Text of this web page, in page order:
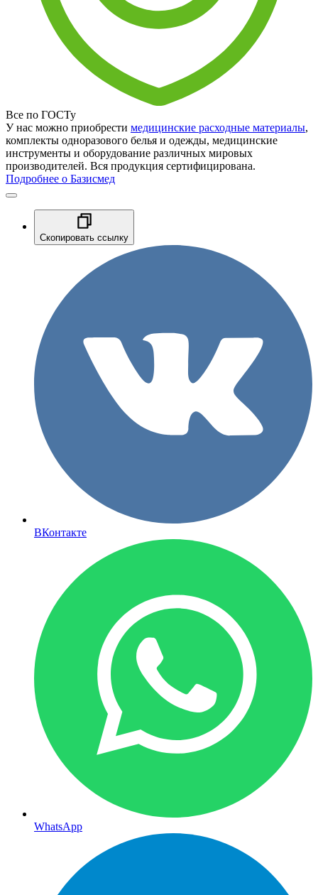
Все по ГОСТу
У нас можно приобрести медицинские расходные материалы,
комплекты одноразового белья и одежды, медицинские
инструменты и оборудование различных мировых
производителей. Вся продукция сертифицирована.
Подробнее о Базисмед
Скопировать ссылку
ВКонтакте
WhatsApp